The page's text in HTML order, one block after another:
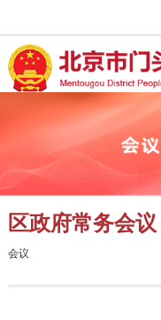
区政府常务会议
会议